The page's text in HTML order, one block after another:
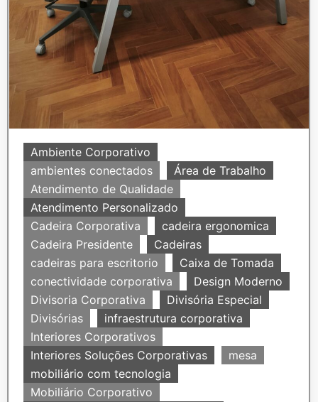
Ambiente Corporativo
ambientes conectados
Área de Trabalho
Atendimento de Qualidade
Atendimento Personalizado
Cadeira Corporativa
cadeira ergonomica
Cadeira Presidente
Cadeiras
cadeiras para escritorio
Caixa de Tomada
conectividade corporativa
Design Moderno
Divisoria Corporativa
Divisória Especial
Divisórias
infraestrutura corporativa
Interiores Corporativos
Interiores Soluções Corporativas
mesa
mobiliário com tecnologia
Mobiliário Corporativo